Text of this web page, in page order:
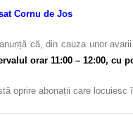
Cornu de Jos
anunță că, din cauza unor
orar 11:00 – 12:00, cu
oprire abonații care locuiesc